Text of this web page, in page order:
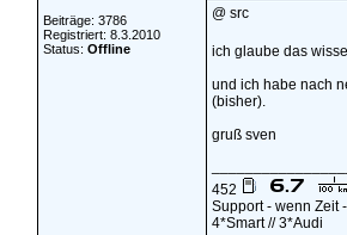
Beiträge: 3786
Registriert: 8.3.2010
Status: Offline
@ src
ich glaube das
und ich habe nach
(bisher).
gruß sven
452
Support - wenn Zeit
4*Smart // 3*Audi